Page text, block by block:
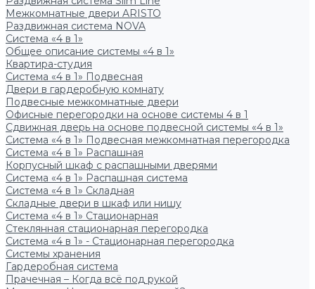
Межкомнатные двери ARISTO
Раздвижная система NOVA
Система «4 в 1»
Общее описание системы «4 в 1»
Квартира-студия
Система «4 в 1» Подвесная
Двери в гардеробную комнату
Подвесные межкомнатные двери
Офисные перегородки на основе системы 4 в 1
Сдвижная дверь на основе подвесной системы «4 в 1»
Система «4 в 1» Подвесная межкомнатная перегородка
Система «4 в 1» Распашная
Корпусный шкаф с распашными дверями
Система «4 в 1» Распашная система
Система «4 в 1» Складная
Складные двери в шкаф или нишу
Система «4 в 1» Стационарная
Стеклянная стационарная перегородка
Система «4 в 1» - Стационарная перегородка
Системы хранения
Гардеробная система
Прачечная – Когда всё под рукой